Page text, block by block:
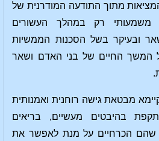
מתוך התודעה המודרנית של
משמעותי רק במהלך העשורים
ובעיקר בשל הסכנות הממשיות
המשך החיים של בני האדם ושאר
מבטאת גישה רוחנית ואמנותית
בהיבטים מעשיים, בריאים
שהם הכרחיים על מנת לאפשר את